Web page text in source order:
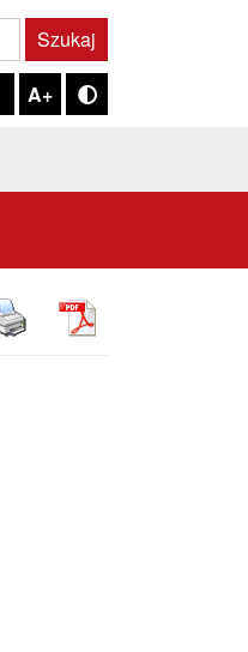
Szukaj
A+
Tryb kontrastowy